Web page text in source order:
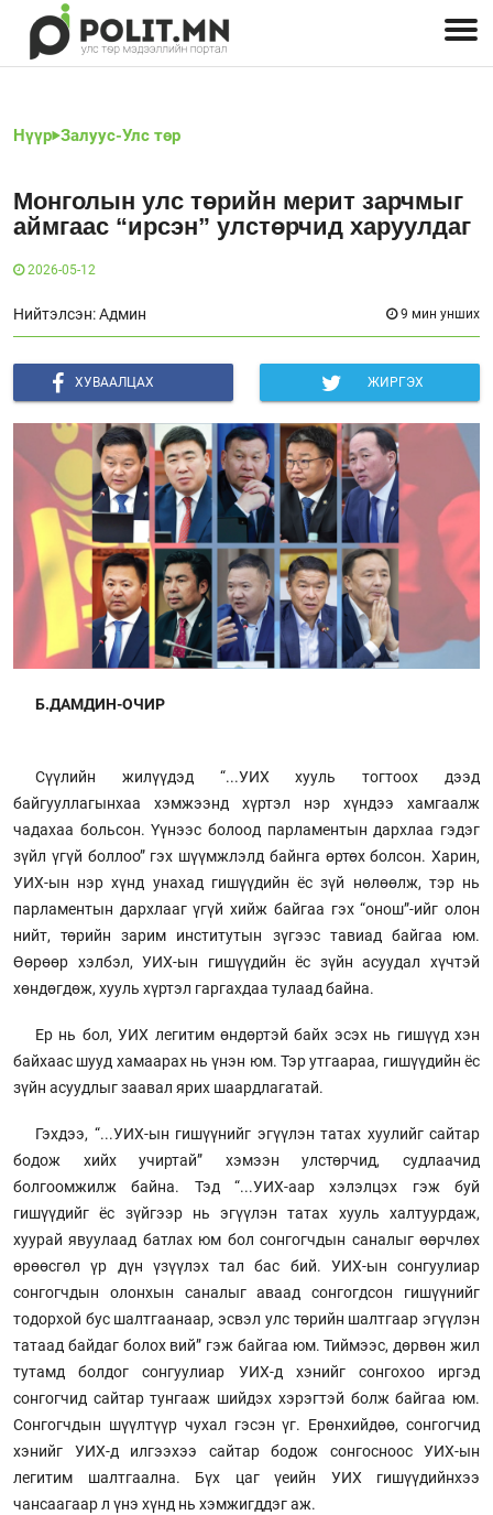
Нүүр Залуус-Улс төр
Монголын улс төрийн мерит зарчмыг
аймгаас “ирсэн” улстөрчид харуулдаг
2026-05-12
Нийтэлсэн: Админ 9 мин унших
ХУВААЛЦАХ ЖИРГЭХ
Б.ДАМДИН-ОЧИР
Сүүлийн жилүүдэд “...УИХ хууль тогтоох дээд
байгууллагынхаа хэмжээнд хүртэл нэр хүндээ хамгаалж
чадахаа больсон. Үүнээс болоод парламентын дархлаа гэдэг
зүйл үгүй боллоо” гэх шүүмжлэлд байнга өртөх болсон. Харин,
УИХ-ын нэр хүнд унахад гишүүдийн ёс зүй нөлөөлж, тэр нь
парламентын дархлааг үгүй хийж байгаа гэх “онош”-ийг олон
нийт, төрийн зарим институтын зүгээс тавиад байгаа юм.
Өөрөөр хэлбэл, УИХ-ын гишүүдийн ёс зүйн асуудал хүчтэй
хөндөгдөж, хууль хүртэл гаргахдаа тулаад байна.
Ер нь бол, УИХ легитим өндөртэй байх эсэх нь гишүүд хэн
байхаас шууд хамаарах нь үнэн юм. Тэр утгаараа, гишүүдийн ёс
зүйн асуудлыг заавал ярих шаардлагатай.
Гэхдээ, “...УИХ-ын гишүүнийг эгүүлэн татах хуулийг сайтар
бодож хийх учиртай” хэмээн улстөрчид, судлаачид
болгоомжилж байна. Тэд “...УИХ-аар хэлэлцэх гэж буй
гишүүдийг ёс зүйгээр нь эгүүлэн татах хууль халтуурдаж,
хуурай явуулаад батлах юм бол сонгогчдын саналыг өөрчлөх
өрөөсгөл үр дүн үзүүлэх тал бас бий. УИХ-ын сонгуулиар
сонгогчдын олонхын саналыг аваад сонгогдсон гишүүнийг
тодорхой бус шалтгаанаар, эсвэл улс төрийн шалтгаар эгүүлэн
татаад байдаг болох вий” гэж байгаа юм. Тиймээс, дөрвөн жил
тутамд болдог сонгуулиар УИХ-д хэнийг сонгохоо иргэд
сонгогчид сайтар тунгааж шийдэх хэрэгтэй болж байгаа юм.
Сонгогчдын шүүлтүүр чухал гэсэн үг. Ерөнхийдөө, сонгогчид
хэнийг УИХ-д илгээхээ сайтар бодож сонгосноос УИХ-ын
легитим шалтгаална. Бүх цаг үеийн УИХ гишүүдийнхээ
чансаагаар л үнэ хүнд нь хэмжигддэг аж.